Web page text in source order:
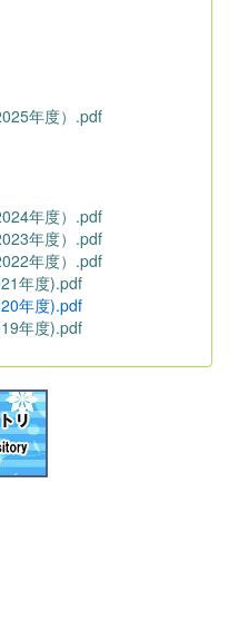
年度）.pdf
年度）.pdf
年度）.pdf
年度）.pdf
年度).pdf
年度).pdf
年度).pdf